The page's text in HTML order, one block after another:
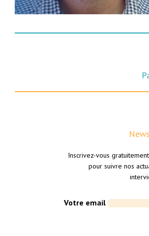
Inscrivez-vous
pour suivre nos
Votre email